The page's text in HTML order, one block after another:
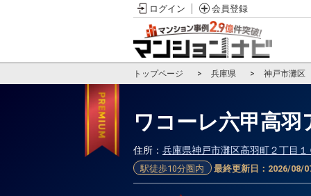
ログイン 会員登録
トップページ 兵庫県 神戸市灘区
ワコーレ六甲高
住所： 兵庫県神戸市灘区高羽町２丁目１
駅徒歩10分圏内 最終更新日： 2026/08/